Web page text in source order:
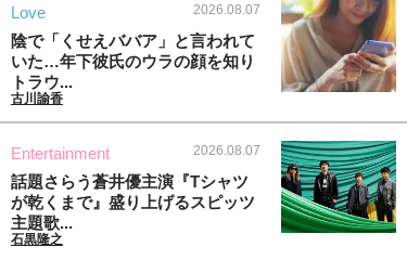
Love 2026.08.07
陰で「くせえババア」と言われて
いた…年下彼氏のウラの顔を知り
トラウ...
古川諭香
Entertainment 2026.08.07
話題さらう蒼井優主演『Tシャツ
が乾くまで』盛り上げるスピッツ
主題歌...
石黒隆之